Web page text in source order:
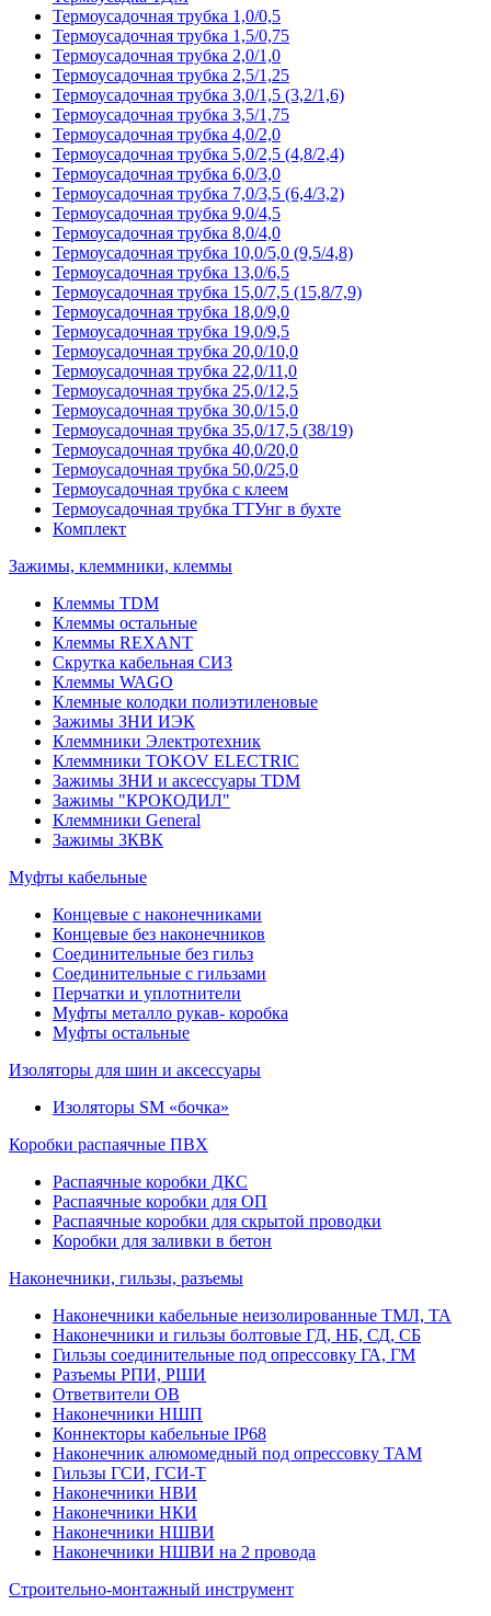
Термоусадочная трубка 1,0/0,5
Термоусадочная трубка 1,5/0,75
Термоусадочная трубка 2,0/1,0
Термоусадочная трубка 2,5/1,25
Термоусадочная трубка 3,0/1,5 (3,2/1,6)
Термоусадочная трубка 3,5/1,75
Термоусадочная трубка 4,0/2,0
Термоусадочная трубка 5,0/2,5 (4,8/2,4)
Термоусадочная трубка 6,0/3,0
Термоусадочная трубка 7,0/3,5 (6,4/3,2)
Термоусадочная трубка 9,0/4,5
Термоусадочная трубка 8,0/4,0
Термоусадочная трубка 10,0/5,0 (9,5/4,8)
Термоусадочная трубка 13,0/6,5
Термоусадочная трубка 15,0/7,5 (15,8/7,9)
Термоусадочная трубка 18,0/9,0
Термоусадочная трубка 19,0/9,5
Термоусадочная трубка 20,0/10,0
Термоусадочная трубка 22,0/11,0
Термоусадочная трубка 25,0/12,5
Термоусадочная трубка 30,0/15,0
Термоусадочная трубка 35,0/17,5 (38/19)
Термоусадочная трубка 40,0/20,0
Термоусадочная трубка 50,0/25,0
Термоусадочная трубка с клеем
Термоусадочная трубка ТТУнг в бухте
Комплект
Зажимы, клеммники, клеммы
Клеммы TDM
Клеммы остальные
Клеммы REXANT
Скрутка кабельная СИЗ
Клеммы WAGO
Клемные колодки полиэтиленовые
Зажимы ЗНИ ИЭК
Клеммники Электротехник
Клеммники TOKOV ELECTRIC
Зажимы ЗНИ и аксессуары TDM
Зажимы "КРОКОДИЛ"
Клеммники General
Зажимы 3КВК
Муфты кабельные
Концевые с наконечниками
Концевые без наконечников
Соединительные без гильз
Соединительные с гильзами
Перчатки и уплотнители
Муфты металло рукав- коробка
Муфты остальные
Изоляторы для шин и аксессуары
Изоляторы SM «бочка»
Коробки распаячные ПВХ
Распаячные коробки ДКС
Распаячные коробки для ОП
Распаячные коробки для скрытой проводки
Коробки для заливки в бетон
Наконечники, гильзы, разъемы
Наконечники кабельные неизолированные ТМЛ, ТА
Наконечники и гильзы болтовые ГД, НБ, СД, СБ
Гильзы соединительные под опрессовку ГА, ГМ
Разъемы РПИ, РШИ
Ответвители ОВ
Наконечники НШП
Коннекторы кабельные IP68
Наконечник алюмомедный под опрессовку ТАМ
Гильзы ГСИ, ГСИ-Т
Наконечники НВИ
Наконечники НКИ
Наконечники НШВИ
Наконечники НШВИ на 2 провода
Строительно-монтажный инструмент